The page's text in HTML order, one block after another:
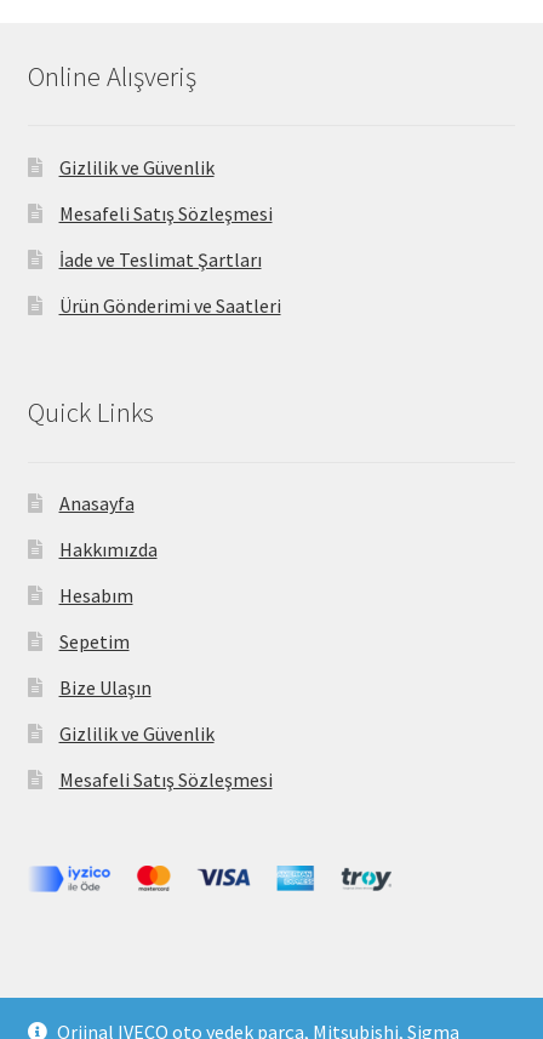
Orjinal IVECO oto yedek parça, Mitsubishi, Sigma
Online Alışveriş
Gizlilik ve Güvenlik
Mesafeli Satış Sözleşmesi
İade ve Teslimat Şartları
Ürün Gönderimi ve Saatleri
Quick Links
Anasayfa
Hakkımızda
Hesabım
Sepetim
Bize Ulaşın
Gizlilik ve Güvenlik
Mesafeli Satış Sözleşmesi
Copyright 2021 © parcavs.com Tüm hakları saklıdır. Kredi